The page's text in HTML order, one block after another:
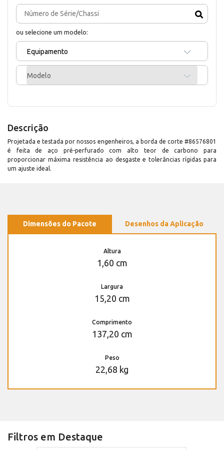
ou selecione um modelo:
Equipamento
Modelo
Descrição
Projetada e testada por nossos engenheiros, a borda de corte #86576801
é feita de aço pré-perfurado com alto teor de carbono para
proporcionar máxima resistência ao desgaste e tolerâncias rígidas para
um ajuste ideal.
Dimensões do Pacote Desenhos da Aplicação
Altura
1,60 cm
Largura
15,20 cm
Comprimento
137,20 cm
Peso
22,68 kg
Filtros em Destaque